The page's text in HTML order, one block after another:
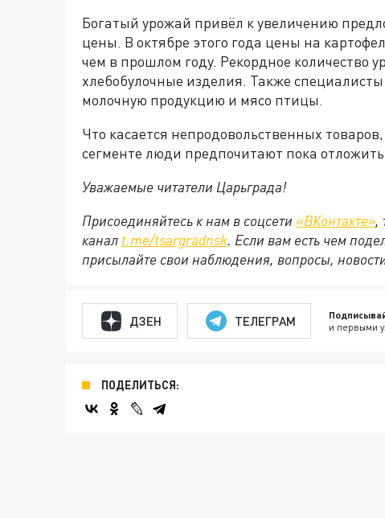
Богатый урожай привёл к увеличению
цены. В октябре этого года цены на
чем в прошлом году. Рекордное количество
хлебобулочные изделия. Также
молочную продукцию и мясо птицы.
Что касается непродовольственных
сегменте люди предпочитают пока
Уважаемые читатели Царьграда!
Присоединяйтесь к нам в соцсети «ВКонтакте»,
канал t.me/tsargradnsk. Если вам есть чем
присылайте свои наблюдения, вопросы,
ДЗЕН ТЕЛЕГРАМ и первыми
ПОДЕЛИТЬСЯ: